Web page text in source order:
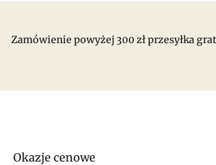
Zamówienie powyżej 300 zł przesyłka
Okazje cenowe